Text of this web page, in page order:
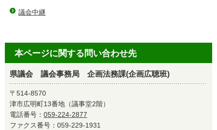
議会中継
本ページに関する問い合わせ先
県議会 議会事務局 企画法務課(企画広聴班)
〒514-8570
津市広明町13番地（議事堂2階）
電話番号： 059-224-2877
ファクス番号：059-229-1931